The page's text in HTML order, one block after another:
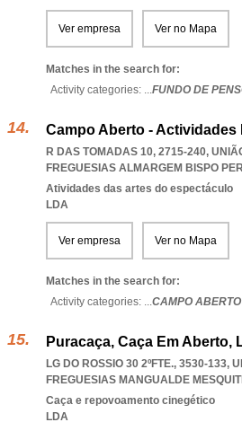
Ver empresa Ver no Mapa
Matches in the search for:
Activity categories: ...FUNDO DE
Campo Aberto - Actividades
R DAS TOMADAS 10, 2715-240,
FREGUESIAS ALMARGEM BISPO
Atividades das artes do espectáculo
LDA
Ver empresa Ver no Mapa
Matches in the search for:
Activity categories: ...CAMPO
Puracaça, Caça Em Aberto,
LG DO ROSSIO 30 2ºFTE., 3530-133,
FREGUESIAS MANGUALDE
Caça e repovoamento cinegético
LDA